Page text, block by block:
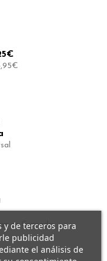
en Granada
y de terceros para
publicidad
el análisis de